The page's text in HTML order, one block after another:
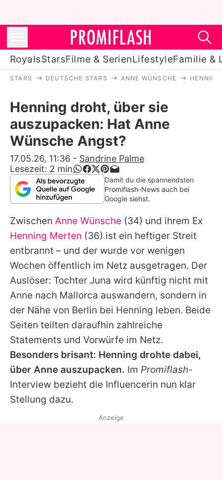
RoyalsStarsFilme & SerienLifestyleFamilie &
Stars
Filme & Serien
Lifestyle
Familie & Liebe
Promiflash Exklusiv
Alle Themen auf Promiflash
Jobs
App runterladen
Team
Redaktionelle Richtlinien
Impressum
Datenschutzerklärung
Nutzungsbedingungen
STARS DEUTSCHE STARS ANNE WÜNSCHE
Henning droht, über sie
auszupacken: Hat Anne
Wünsche Angst?
17.05.26, 11:36 - Sandrine Palme
Lesezeit: 2 min
Damit du die spannendsten
Promiflash-News auch bei
Google siehst.
Zwischen Anne Wünsche (34) und ihrem Ex
Henning Merten (36) ist ein heftiger Streit
entbrannt – und der wurde vor wenigen
Wochen öffentlich im Netz ausgetragen. Der
Auslöser: Tochter Juna wird künftig nicht mit
Anne nach Mallorca auswandern, sondern in
der Nähe von Berlin bei Henning leben. Beide
Seiten teilten daraufhin zahlreiche
Statements und Vorwürfe im Netz.
Besonders brisant: Henning drohte dabei,
über Anne auszupacken. Im Promiflash-
Interview bezieht die Influencerin nun klar
Stellung dazu.
Anzeige